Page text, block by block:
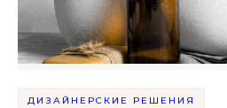
ДИЗАЙНЕРСКИЕ РЕШЕНИЯ